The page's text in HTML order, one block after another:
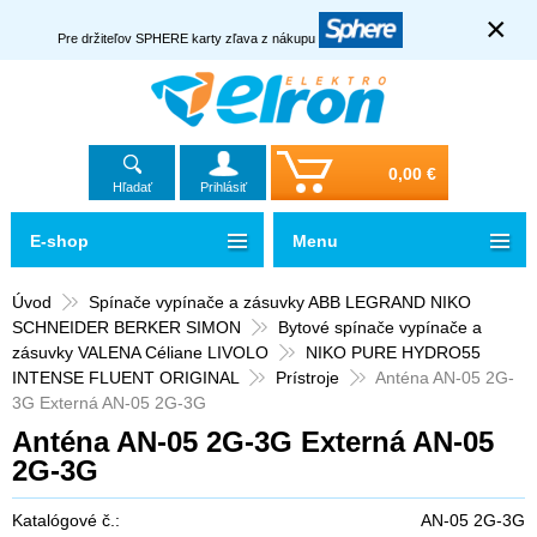
Pre držiteľov SPHERE karty zľava z nákupu ×
Hľadať Prihlásiť
0,00 €
Úvod
Spínače vypínače a zásuvky ABB LEGRAND NIKO
SCHNEIDER BERKER SIMON
Bytové spínače vypínače a
zásuvky VALENA Céliane LIVOLO
NIKO PURE HYDRO55
INTENSE FLUENT ORIGINAL
Prístroje
Anténa AN-05 2G-
3G Externá AN-05 2G-3G
Anténa AN-05 2G-3G Externá AN-05
2G-3G
Katalógové č.: AN-05 2G-3G
E-shop Menu